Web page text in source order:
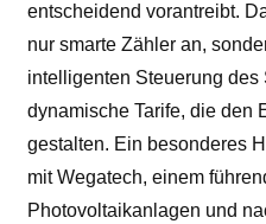
entscheidend vorantreibt.
nur smarte Zähler an,
intelligenten Steuerung des
dynamische Tarife, die den
gestalten. Ein besonderes
mit Wegatech, einem
Photovoltaikanlagen und